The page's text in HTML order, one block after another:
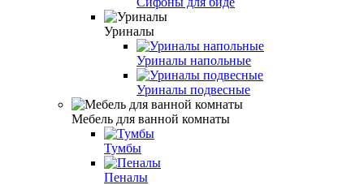
Уриналы
Уриналы напольные
Уриналы подвесные
Мебель для ванной комнаты
Тумбы
Пеналы